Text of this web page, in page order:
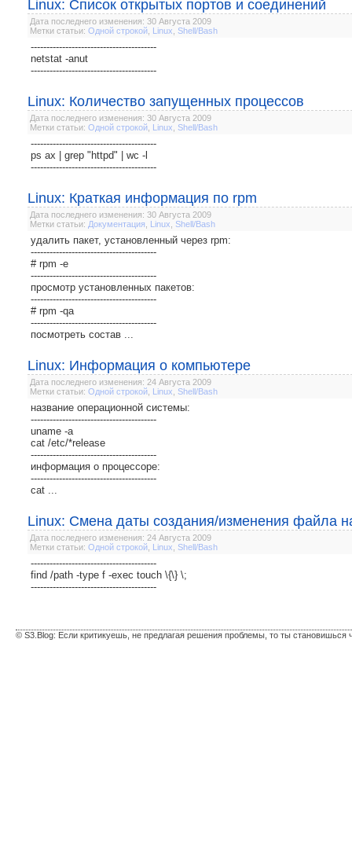
Linux: Список открытых портов и соединений
Дата последнего изменения: 30 Августа 2009
Метки статьи: Одной строкой Linux Shell/Bash
----------------------------------------
netstat -anut
----------------------------------------
Linux: Количество запущенных процессов
Дата последнего изменения: 30 Августа 2009
Метки статьи: Одной строкой Linux Shell/Bash
----------------------------------------
ps ax | grep "httpd" | wc -l
----------------------------------------
Linux: Краткая информация по rpm
Дата последнего изменения: 30 Августа 2009
Метки статьи: Документация Linux Shell/Bash
удалить пакет, установленный через rpm:
----------------------------------------
# rpm -e
----------------------------------------
просмотр установленных пакетов:
----------------------------------------
# rpm -qa
----------------------------------------
посмотреть состав ...
Linux: Информация о компьютере
Дата последнего изменения: 24 Августа 2009
Метки статьи: Одной строкой Linux Shell/Bash
название операционной системы:
----------------------------------------
uname -a
cat /etc/*release
----------------------------------------
информация о процессоре:
----------------------------------------
cat ...
Linux: Смена даты создания/изменения файла
Дата последнего изменения: 24 Августа 2009
Метки статьи: Одной строкой Linux Shell/Bash
----------------------------------------
find /path -type f -exec touch \{\} \;
----------------------------------------
© S3.Blog: Если критикуешь, не предлагая решения проблемы, то ты становишься